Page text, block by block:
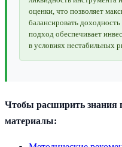
оценки, что позволяет
балансировать
подход обеспечивает
в условиях нестабильных
Чтобы расширить знания
материалы: